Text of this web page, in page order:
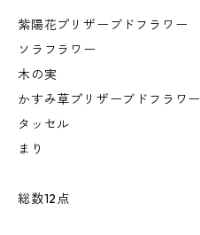
紫陽花プリザーブドフラワー
ソラフラワー
木の実
かすみ草プリザーブドフラワー
タッセル
まり
総数12点